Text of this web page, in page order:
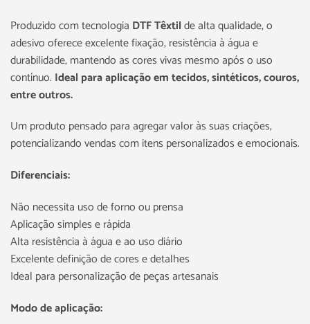
Produzido com tecnologia DTF Têxtilde alta qualidade, o
adesivo oferece excelente fixação, resistência à água e
durabilidade, mantendo as cores vivas mesmo após o uso
contínuo. Ideal para aplicação em tecidos, sintéticos, couros,
entre outros.
Um produto pensado para agregar valor às suas criações,
potencializando vendas com itens personalizados e emocionais.
Diferenciais:
Não necessita uso de forno ou prensa
Aplicação simples e rápida
Alta resistência à água e ao uso diário
Excelente definição de cores e detalhes
Ideal para personalização de peças artesanais
Modo de aplicação: